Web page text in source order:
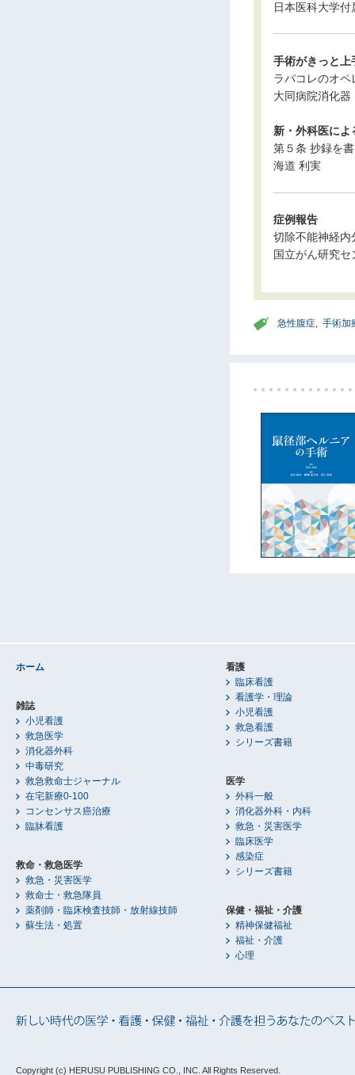
日本医科大学
手術がきっと上
ラパコレのオ
大同病院消化
新・外科医に
第５条 抄録を
海道 利実
症例報告
切除不能神経内
国立がん研究
急性腹症, 手術加
ホーム
雑誌
小児看護
救急医学
消化器外科
中毒研究
救急救命士ジャーナル
在宅新療0-100
コンセンサス癌治療
臨牀看護
救命・救急医学
救急・災害医学
救命士・救急隊員
薬剤師・臨床検査技師・放射線技師
蘇生法・処置
看護
臨床看護
看護学・理論
小児看護
救急看護
シリーズ書籍
医学
外科一般
消化器外科・内科
救急・災害医学
臨床医学
感染症
シリーズ書籍
保健・福祉・介護
精神保健福祉
福祉・介護
心理
Copyright (c) HERUSU PUBLISHING CO., INC. All Rights Reserved.